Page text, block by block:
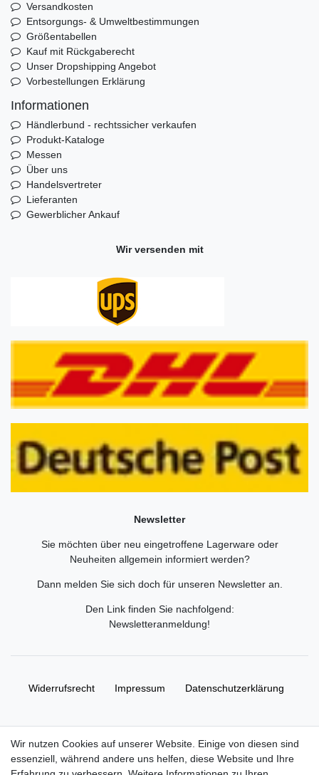
Versandkosten
Entsorgungs- & Umweltbestimmungen
Größentabellen
Kauf mit Rückgaberecht
Unser Dropshipping Angebot
Vorbestellungen Erklärung
Informationen
Händlerbund - rechtssicher verkaufen
Produkt-Kataloge
Messen
Über uns
Handelsvertreter
Lieferanten
Gewerblicher Ankauf
Wir versenden mit
Newsletter
Sie möchten über neu eingetroffene Lagerware oder
Neuheiten allgemein informiert werden?
Dann melden Sie sich doch für unseren Newsletter an.
Den Link finden Sie nachfolgend:
Newsletteranmeldung!
Widerrufs­recht Impressum Daten­schutz­erklärung
© Copyright 2026 | Alle Rechte vorbehalten. HL-
Wir nutzen Cookies auf unserer Website. Einige von diesen sind
essenziell, während andere uns helfen, diese Website und Ihre